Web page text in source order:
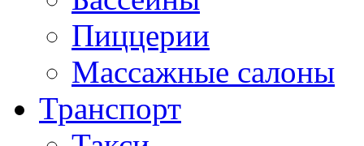
Пиццерии
Массажные салоны
Транспорт